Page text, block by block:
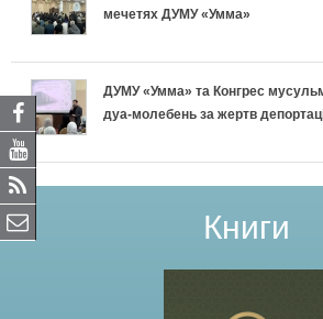
мечетях ДУМУ «Умма»
ДУМУ «Умма» та Конгрес
дуа-молебень за жертв
Книги